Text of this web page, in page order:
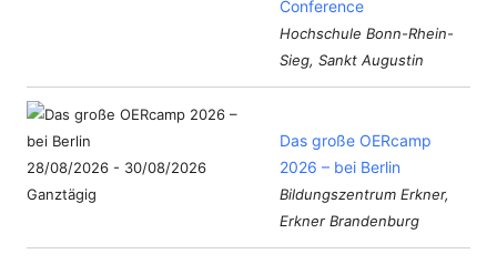
Conference
Hochschule Bonn-Rhein-
Sieg, Sankt Augustin
28/08/2026 - 30/08/2026
Ganztägig
Das große OERcamp
2026 – bei Berlin
Bildungszentrum Erkner,
Erkner Brandenburg